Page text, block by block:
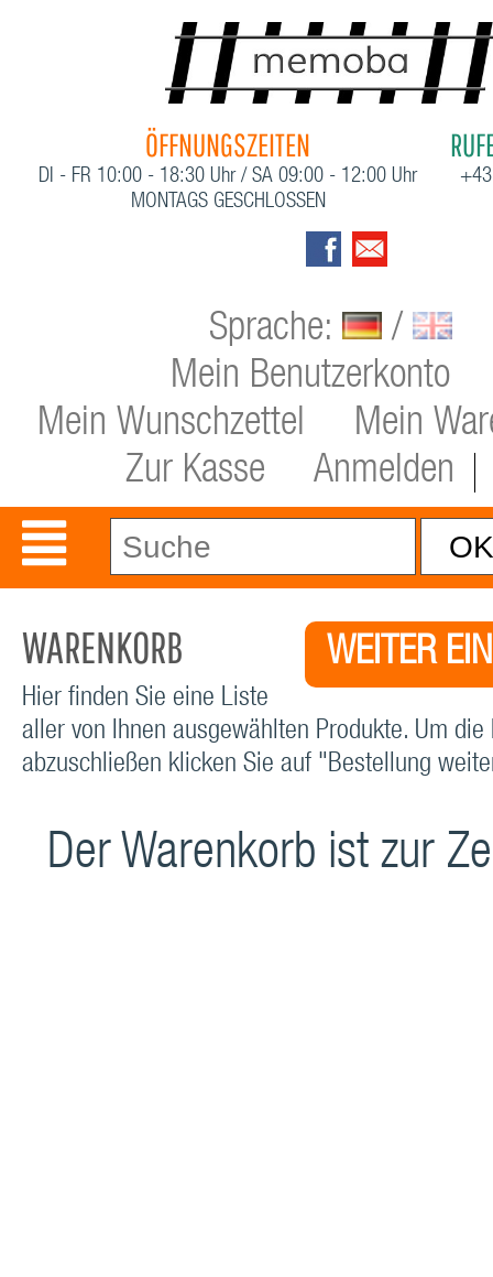
ÖFFNUNGSZEITEN
DI - FR 10:00 - 18:30 Uhr / SA 09:00 - 12:00 Uhr
MONTAGS GESCHLOSSEN
Sprache:
/
Mein Benutzerkonto
Mein Wunschzettel
Mein
Zur Kasse
Anmelden
WEITER
WARENKORB
Hier finden Sie eine Liste
aller von Ihnen ausgewählten Produkte. Um die
abzuschließen klicken Sie auf "Bestellung
Der Warenkorb ist zur